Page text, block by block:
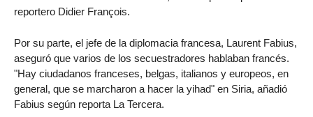
reportero Didier François.
Por su parte, el jefe de la diplomacia francesa, Laurent Fabius,
aseguró que varios de los secuestradores hablaban francés.
"Hay ciudadanos franceses, belgas, italianos y europeos, en
general, que se marcharon a hacer la yihad" en Siria, añadió
Fabius según reporta La Tercera.